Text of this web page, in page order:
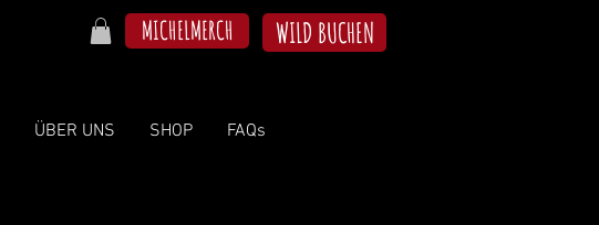
MICHELMERCH WILD BUCHEN
ÜBER UNS SHOP FAQs